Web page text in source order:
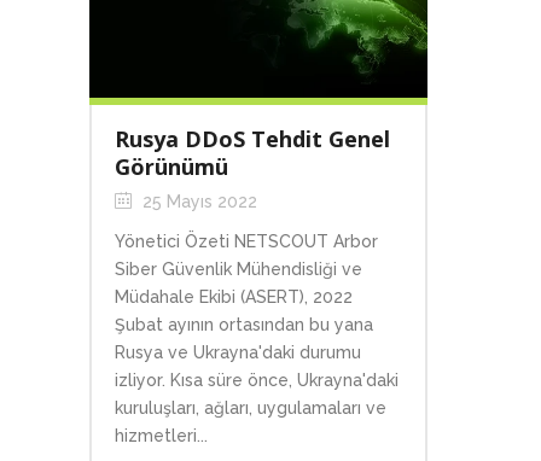
Rusya DDoS Tehdit Genel
Görünümü
25 Mayıs 2022
Yönetici Özeti NETSCOUT Arbor
Siber Güvenlik Mühendisliği ve
Müdahale Ekibi (ASERT), 2022
Şubat ayının ortasından bu yana
Rusya ve Ukrayna'daki durumu
izliyor. Kısa süre önce, Ukrayna'daki
kuruluşları, ağları, uygulamaları ve
hizmetleri...